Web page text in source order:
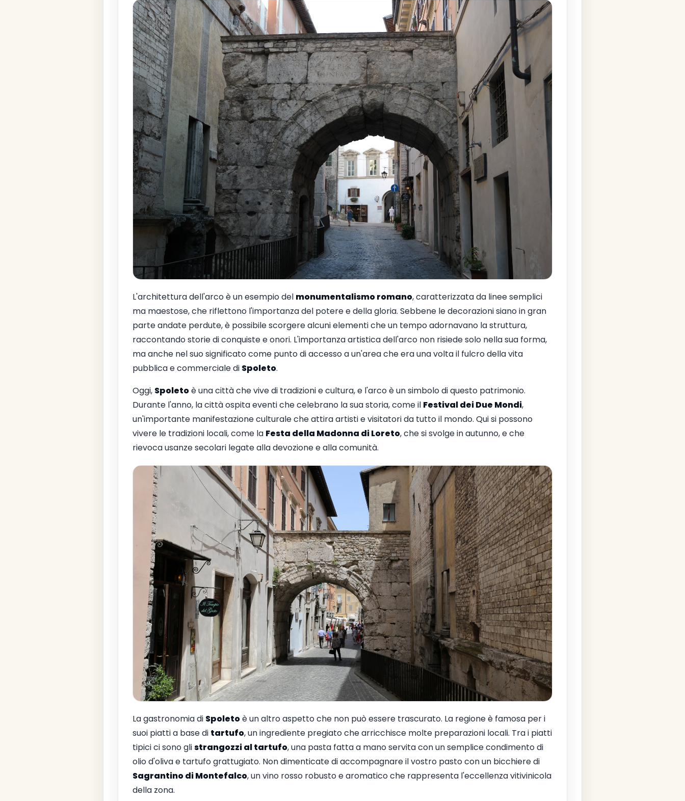
L'architettura dell'arco è un esempio del monumentalismo romano, caratterizzata da linee semplici
ma maestose, che riflettono l'importanza del potere e della gloria. Sebbene le decorazioni siano in gran
parte andate perdute, è possibile scorgere alcuni elementi che un tempo adornavano la struttura,
raccontando storie di conquiste e onori. L'importanza artistica dell'arco non risiede solo nella sua forma,
ma anche nel suo significato come punto di accesso a un'area che era una volta il fulcro della vita
pubblica e commerciale di Spoleto.
Oggi, Spoletoè una città che vive di tradizioni e cultura, e l'arco è un simbolo di questo patrimonio.
Durante l'anno, la città ospita eventi che celebrano la sua storia, come il Festival dei Due Mondi,
un'importante manifestazione culturale che attira artisti e visitatori da tutto il mondo. Qui si possono
vivere le tradizioni locali, come la Festa della Madonna di Loreto, che si svolge in autunno, e che
rievoca usanze secolari legate alla devozione e alla comunità.
La gastronomia di Spoletoè un altro aspetto che non può essere trascurato. La regione è famosa per i
suoi piatti a base di tartufo, un ingrediente pregiato che arricchisce molte preparazioni locali. Tra i piatti
tipici ci sono glistrangozzi al tartufo, una pasta fatta a mano servita con un semplice condimento di
olio d'oliva e tartufo grattugiato. Non dimenticate di accompagnare il vostro pasto con un bicchiere di
Sagrantino di Montefalco, un vino rosso robusto e aromatico che rappresenta l'eccellenza vitivinicola
della zona.